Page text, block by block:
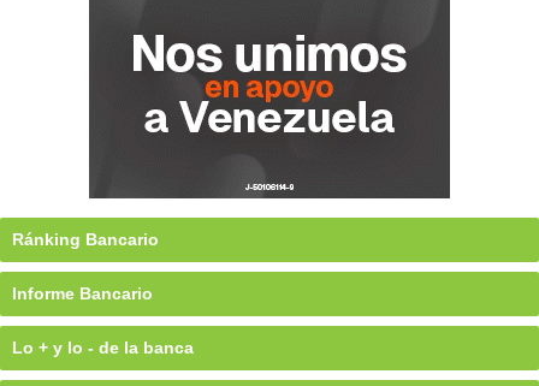
Ránking Bancario
Informe Bancario
Lo + y lo - de la banca